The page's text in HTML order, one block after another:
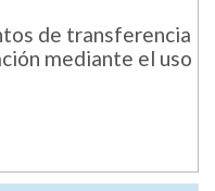
de transferencia
mediante el uso